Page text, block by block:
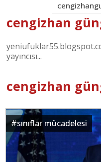
cengizhan
yayıncısı...
cengizhan
#sınıflar mücadelesi